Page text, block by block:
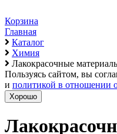
Корзина
Главная
Каталог
Химия
Лакокрасочные
Пользуясь сайтом, вы
и политикой в отношении
Хорошо